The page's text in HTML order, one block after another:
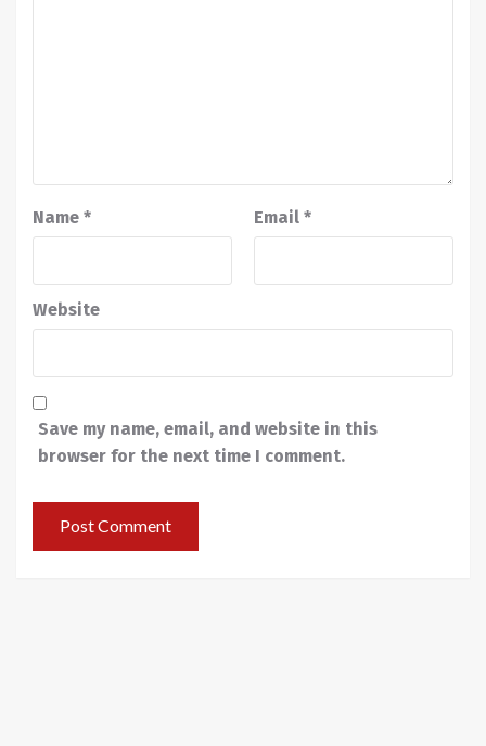
Name * Email *
Website
Save my name, email, and website in this
browser for the next time I comment.